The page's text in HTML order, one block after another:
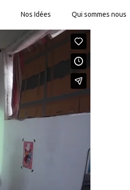
Nos Idées Qui sommes nous